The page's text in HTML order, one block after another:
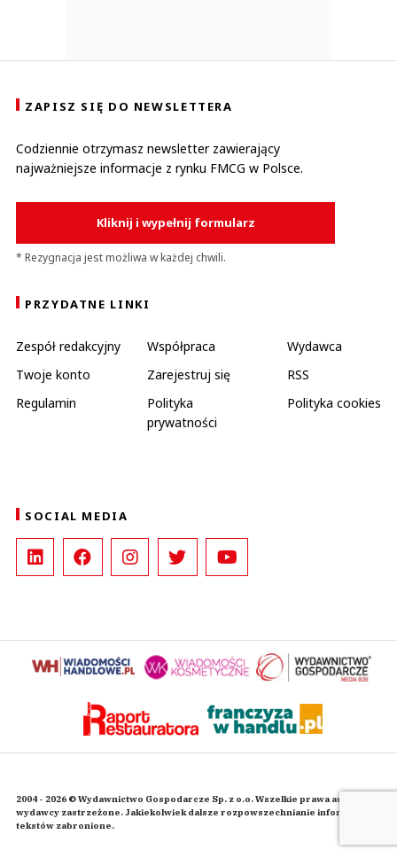
ZAPISZ SIĘ DO NEWSLETTERA
Codziennie otrzymasz newsletter zawierający
najważniejsze informacje z rynku FMCG w Polsce.
Kliknij i wypełnij formularz
* Rezygnacja jest możliwa w każdej chwili.
PRZYDATNE LINKI
Zespół redakcyjny Współpraca
Wydawca
Twoje konto
Zarejestruj się
RSS
Regulamin
Polityka
prywatności
Polityka cookies
SOCIAL MEDIA
2004 - 2026 © Wydawnictwo Gospodarcze Sp. z o.o. Wszelkie prawa autorskie
wydawcy zastrzeżone. Jakiekolwiek dalsze rozpowszechnianie informacji i
tekstów zabronione.